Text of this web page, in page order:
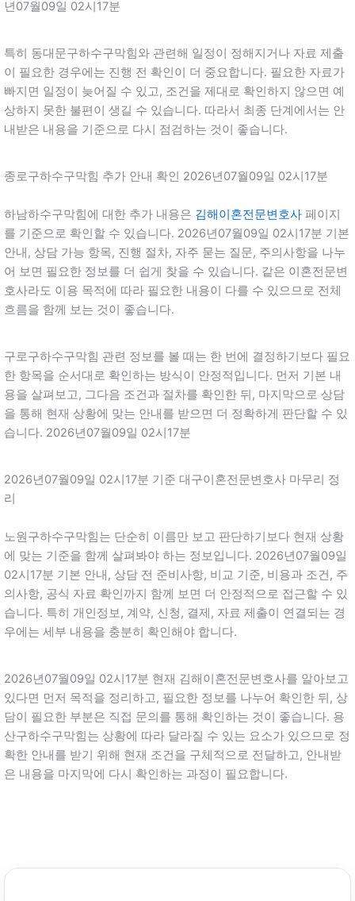
년07월09일 02시17분
특히 동대문구하수구막힘와 관련해 일정이 정해지거나 자료 제출
이 필요한 경우에는 진행 전 확인이 더 중요합니다. 필요한 자료가
빠지면 일정이 늦어질 수 있고, 조건을 제대로 확인하지 않으면 예
상하지 못한 불편이 생길 수 있습니다. 따라서 최종 단계에서는 안
내받은 내용을 기준으로 다시 점검하는 것이 좋습니다.
종로구하수구막힘 추가 안내 확인 2026년07월09일 02시17분
하남하수구막힘에 대한 추가 내용은 김해이혼전문변호사 페이지
를 기준으로 확인할 수 있습니다. 2026년07월09일 02시17분 기본
안내, 상담 가능 항목, 진행 절차, 자주 묻는 질문, 주의사항을 나누
어 보면 필요한 정보를 더 쉽게 찾을 수 있습니다. 같은 이혼전문변
호사라도 이용 목적에 따라 필요한 내용이 다를 수 있으므로 전체
흐름을 함께 보는 것이 좋습니다.
구로구하수구막힘 관련 정보를 볼 때는 한 번에 결정하기보다 필요
한 항목을 순서대로 확인하는 방식이 안정적입니다. 먼저 기본 내
용을 살펴보고, 그다음 조건과 절차를 확인한 뒤, 마지막으로 상담
을 통해 현재 상황에 맞는 안내를 받으면 더 정확하게 판단할 수 있
습니다. 2026년07월09일 02시17분
2026년07월09일 02시17분 기준 대구이혼전문변호사 마무리 정
리
노원구하수구막힘는 단순히 이름만 보고 판단하기보다 현재 상황
에 맞는 기준을 함께 살펴봐야 하는 정보입니다. 2026년07월09일
02시17분 기본 안내, 상담 전 준비사항, 비교 기준, 비용과 조건, 주
의사항, 공식 자료 확인까지 함께 보면 더 안정적으로 접근할 수 있
습니다. 특히 개인정보, 계약, 신청, 결제, 자료 제출이 연결되는 경
우에는 세부 내용을 충분히 확인해야 합니다.
2026년07월09일 02시17분 현재 김해이혼전문변호사를 알아보고
있다면 먼저 목적을 정리하고, 필요한 정보를 나누어 확인한 뒤, 상
담이 필요한 부분은 직접 문의를 통해 확인하는 것이 좋습니다. 용
산구하수구막힘는 상황에 따라 달라질 수 있는 요소가 있으므로 정
확한 안내를 받기 위해 현재 조건을 구체적으로 전달하고, 안내받
은 내용을 마지막에 다시 확인하는 과정이 필요합니다.